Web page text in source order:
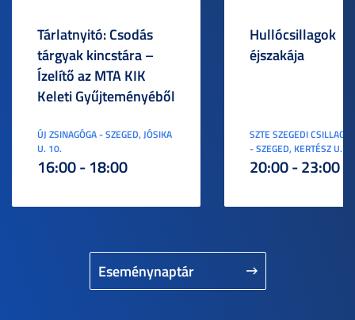
Eseménynaptár
Tárlatnyitó: Csodás
tárgyak kincstára –
Ízelítő az MTA KIK
Keleti Gyűjteményéből
ÚJ ZSINAGÓGA - SZEGED, JÓSIKA
U. 10.
16:00 - 18:00
Hullócsillagok
éjszakája
SZTE SZEGEDI
- SZEGED, KERTÉSZ U. 3.
20:00 - 23:00